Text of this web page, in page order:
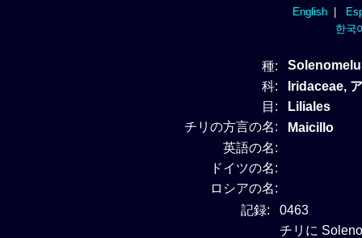
English|
한국
種:
科:
Iridaceae,
目:
Liliales
チリの方言の名:
Maicillo
英語の名:
ドイツの名:
ロシアの名:
記録:
0463
チリに